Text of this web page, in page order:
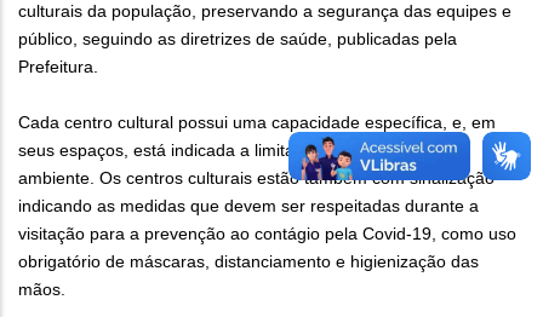
culturais da população, preservando a segurança das equipes e
público, seguindo as diretrizes de saúde, publicadas pela
Prefeitura.
Cada centro cultural possui uma capacidade específica, e, em
seus espaços, está indicada a limitação de pessoas por
ambiente. Os centros culturais estão também com sinalização
indicando as medidas que devem ser respeitadas durante a
visitação para a prevenção ao contágio pela Covid-19, como uso
obrigatório de máscaras, distanciamento e higienização das
mãos.